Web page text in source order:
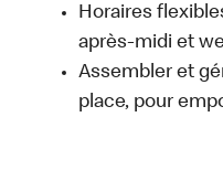
Horaires
après-midi et
Assembler et
place, pour